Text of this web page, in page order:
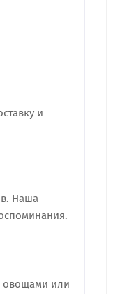
и
Наша
овощами или